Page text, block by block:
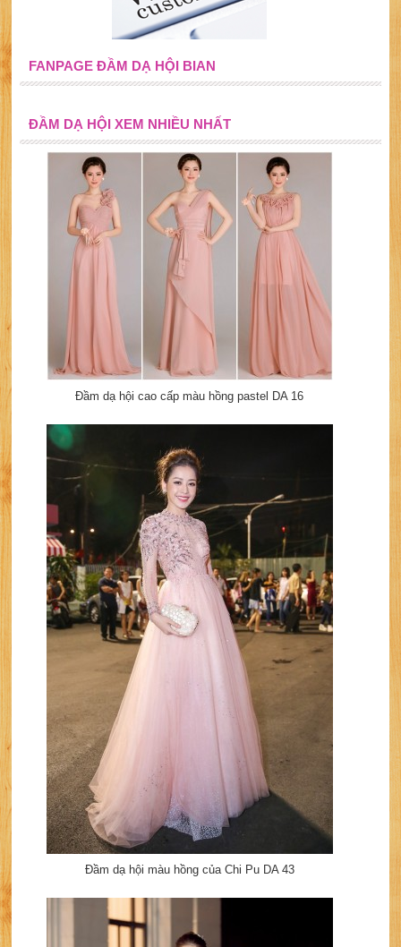
FANPAGE ĐẦM DẠ HỘI BIAN
ĐẦM DẠ HỘI XEM NHIỀU NHẤT
Đầm dạ hội cao cấp màu hồng pastel DA 16
Đầm dạ hội màu hồng của Chi Pu DA 43